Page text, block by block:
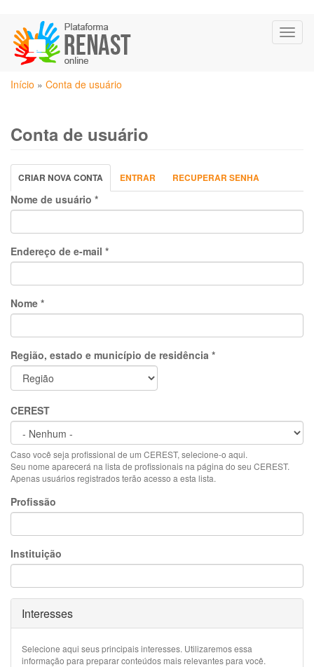
para
conteúdo
principal
Você
Início » Conta de usuário
Conta de usuário
Abas
primárias
CRIAR NOVA CONTA (ABA
ATIVA)
ENTRAR RECUPERAR SENHA
Nome de usuário *
Endereço de e-mail *
Nome *
Região, estado e município de residência *
CEREST
Caso você seja profissional de um CEREST, selecione-o aqui.
Seu nome aparecerá na lista de profissionais na página do seu CEREST.
Apenas usuários registrados terão acesso a esta lista.
Profissão
Instituição
Ocultar
Interesses
Selecione aqui seus principais interesses. Utilizaremos essa
informação para preparar conteúdos mais relevantes para você.